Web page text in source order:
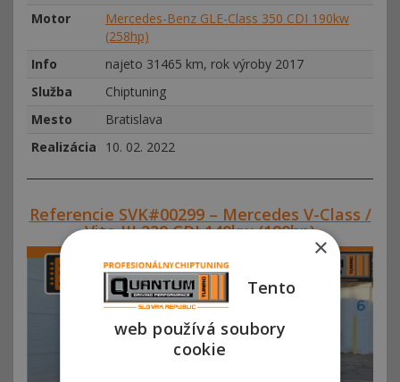
Motor
Mercedes-Benz GLE-Class 350 CDI 190kw
(258hp)
Info
najeto 31465 km, rok výroby 2017
Služba
Chiptuning
Mesto
Bratislava
Realizácia
10. 02. 2022
Referencie SVK#00299 – Mercedes V-Class /
Vito III 220 CDI 140kw (190hp)
×
Tento
web používá soubory
cookie